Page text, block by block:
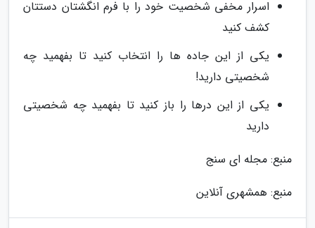
اسرار مخفی شخصیت خود را با فرم انگشتان دستتان
کشف کنید
یکی از این جاده ها را انتخاب کنید تا بفهمید چه
شخصیتی دارید!
یکی از این درها را باز کنید تا بفهمید چه شخصیتی
دارید
منبع: مجله ای سنج
منبع: همشهری آنلاین